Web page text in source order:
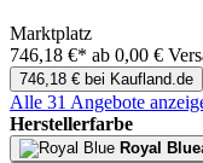
Marktplatz
746,18 €* ab 0,00 €
746,18 € bei Kaufland.de
Alle 31 Angebote
Herstellerfarbe
Royal Blue